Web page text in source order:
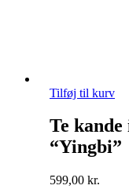
Tilføj til kurv
Te
“Yingbi”
599,00 kr.